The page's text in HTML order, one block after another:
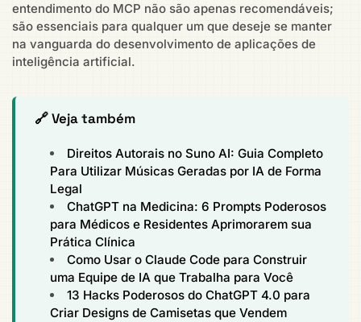
entendimento do MCP não são apenas recomendáveis;
são essenciais para qualquer um que deseje se manter
na vanguarda do desenvolvimento de aplicações de
inteligência artificial.
🔗 Veja também
Direitos Autorais no Suno AI: Guia Completo
Para Utilizar Músicas Geradas por IA de Forma
Legal
ChatGPT na Medicina: 6 Prompts Poderosos
para Médicos e Residentes Aprimorarem sua
Prática Clínica
Como Usar o Claude Code para Construir
uma Equipe de IA que Trabalha para Você
13 Hacks Poderosos do ChatGPT 4.0 para
Criar Designs de Camisetas que Vendem